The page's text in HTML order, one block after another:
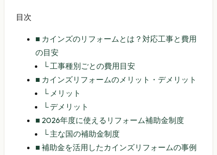
目次
■ カインズのリフォームとは？対応工事と費用
の目安
└工事種別ごとの費用目安
■ カインズリフォームのメリット・デメリット
└ メリット
└デメリット
■ 2026年度に使えるリフォーム補助金制度
└主な国の補助金制度
■ 補助金を活用したカインズリフォームの事例